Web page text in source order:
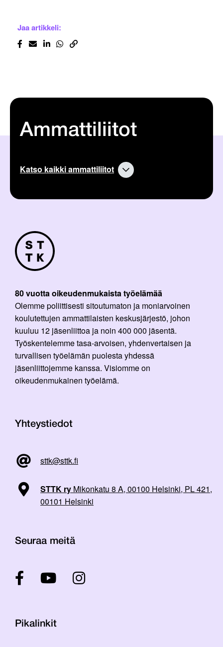
Jaa artikkeli:
Ammattiliitot
Katso kaikki ammattiliitot
80 vuotta oikeudenmukaista työelämää
Olemme poliittisesti sitoutumaton ja moniarvoinen
koulutettujen ammattilaisten keskusjärjestö, johon
kuuluu 12 jäsenliittoa ja noin 400 000 jäsentä.
Työskentelemme tasa-arvoisen, yhdenvertaisen ja
turvallisen työelämän puolesta yhdessä
jäsenliittojemme kanssa. Visiomme on
oikeudenmukainen työelämä.
Yhteystiedot
sttk@sttk.fi
STTK ry Mikonkatu 8 A, 00100 Helsinki, PL 421,
00101 Helsinki
Seuraa meitä
Pikalinkit